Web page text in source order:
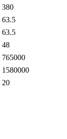
380
63.5
63.5
48
765000
1580000
20